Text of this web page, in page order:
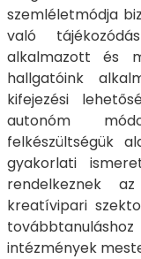
szemléletmódja
való
alkalmazott és
hallgatóink
kifejezési
autonóm
felkészültségük
gyakorlati
rendelkeznek
kreatívipari
intézmények